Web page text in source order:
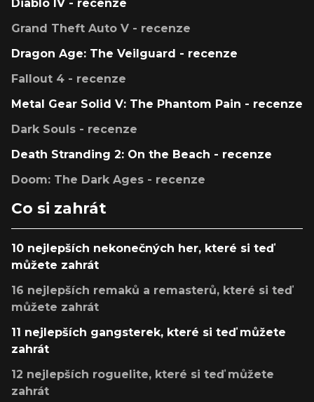
Diablo IV - recenze
Grand Theft Auto V - recenze
Dragon Age: The Veilguard - recenze
Fallout 4 - recenze
Metal Gear Solid V: The Phantom Pain - recenze
Dark Souls - recenze
Death Stranding 2: On the Beach - recenze
Doom: The Dark Ages - recenze
Co si zahrát
10 nejlepších nekonečných her, které si teď
můžete zahrát
16 nejlepších remaků a remasterů, které si teď
můžete zahrát
11 nejlepších gangsterek, které si teď můžete
zahrát
12 nejlepších roguelite, které si teď můžete
zahrát